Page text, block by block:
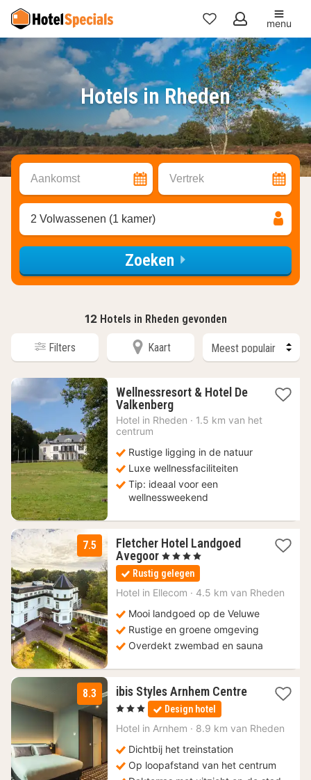
Mijn
favorieten
menu
Hotels in Rheden
Aankomst Vertrek
2 Volwassenen (1 kamer)
Zoeken
12 Hotels in Rheden gevonden
Filters Kaart
Wellnessresort & Hotel De
Valkenberg1
nacht
€
Hotel in Rheden · 1.5 km van het
centrum
Rustige ligging in de natuur
Luxe wellnessfaciliteiten
Tip: ideaal voor een
wellnessweekend
7.5
Fletcher Hotel Landgoed
Avegoor 1
nacht
vanaf
73
, 4 Sterren
Rustig gelegen
Hotel in Ellecom · 4.5 km van Rheden
Mooi landgoed op de Veluwe
Rustige en groene omgeving
Overdekt zwembad en sauna
8.3 ibis Styles Arnhem Centre1
129
, 3 Sterren Design hotel
Hotel in Arnhem · 8.9 km van Rheden
Dichtbij het treinstation
Op loopafstand van het centrum